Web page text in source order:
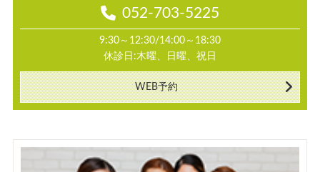
052-703-5225
9:30～12:30/14:00～18:30
休診日:木曜、日曜、祝日
WEB予約